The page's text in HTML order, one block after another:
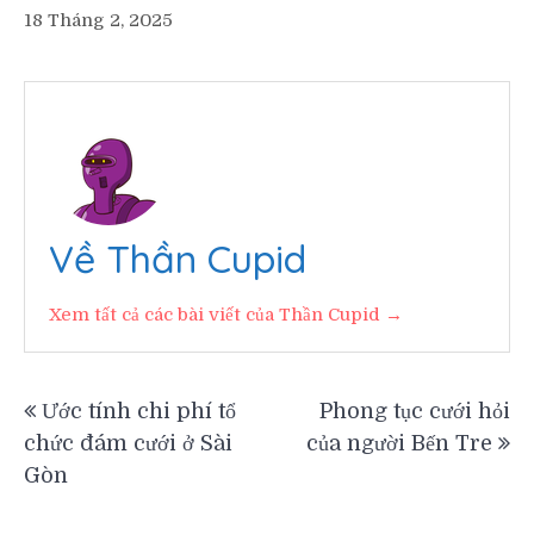
18 Tháng 2, 2025
Về Thần Cupid
Xem tất cả các bài viết của Thần Cupid →
Điều
hướng
Ước tính chi phí tổ
chức đám cưới ở Sài
Gòn
Phong tục cưới hỏi
của người Bến Tre